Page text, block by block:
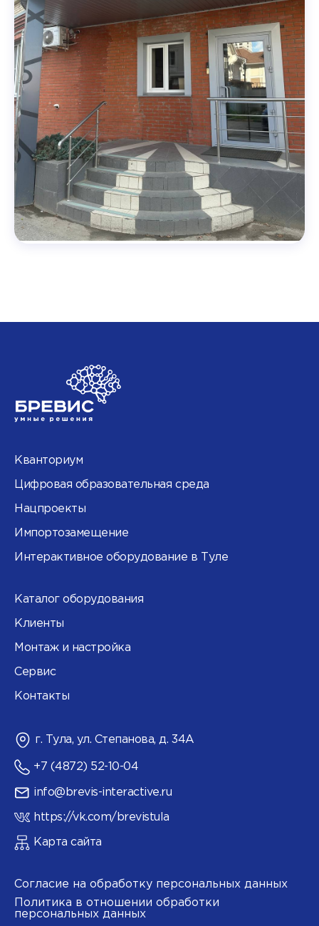
Кванториум
Цифровая образовательная среда
Нацпроекты
Импортозамещение
Интерактивное оборудование в Туле
Каталог оборудования
Клиенты
Монтаж и настройка
Сервис
Контакты
г. Тула, ул. Степанова, д. 34А
+7 (4872) 52-10-04
info@brevis-interactive.ru
https://vk.com/brevistula
Карта сайта
Согласие на обработку персональных данных
Политика в отношении обработки
персональных данных